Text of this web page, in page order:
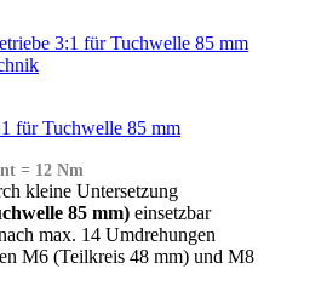
für Tuchwelle 85 mm
= 12 Nm
kleine Untersetzung
85 mm) einsetzbar
max. 14 Umdrehungen
M6 (Teilkreis 48 mm) und M8